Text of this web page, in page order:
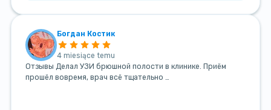
Богдан Костик
4 miesiące temu
Отзывы Делал УЗИ брюшной полости в клинике. Приём
прошёл вовремя, врач всё тщательно …